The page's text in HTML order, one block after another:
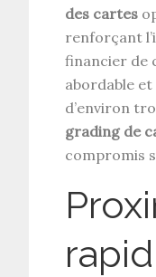
des cartes
renforçant
financier de
abordable
d’environ
grading de
compromis